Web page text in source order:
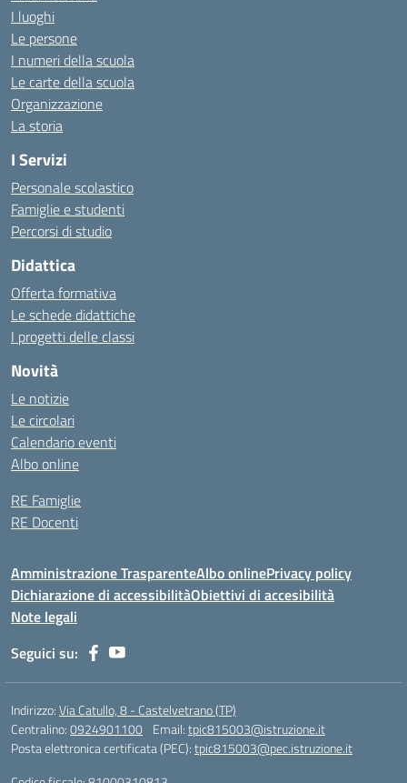
I luoghi
Le persone
I numeri della scuola
Le carte della scuola
Organizzazione
La storia
I Servizi
Personale scolastico
Famiglie e studenti
Percorsi di studio
Didattica
Offerta formativa
Le schede didattiche
I progetti delle classi
Novità
Le notizie
Le circolari
Calendario eventi
Albo online
RE Famiglie
RE Docenti
Amministrazione TrasparenteAlbo onlinePrivacy policy
Dichiarazione di accessibilitàObiettivi di accesibilità
Note legali
Seguici su:
Indirizzo:Via Catullo, 8 - Castelvetrano (TP)
Centralino:0924901100 Email:tpic815003@istruzione.it
Posta elettronica certificata (PEC):tpic815003@pec.istruzione.it